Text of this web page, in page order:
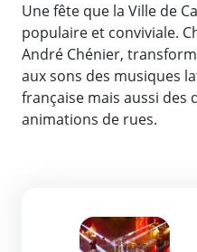
Une fête que la Ville de
populaire et conviviale.
André Chénier,
aux sons des musiques
française mais aussi des
animations de rues.
Zoom de l'image